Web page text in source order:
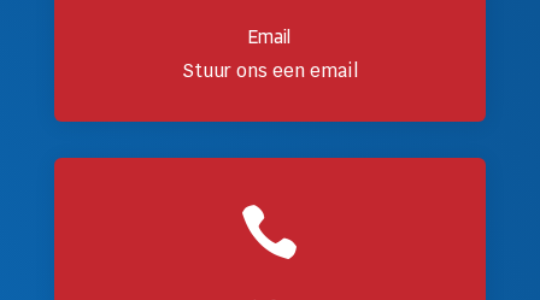
Email
Stuur ons een email
